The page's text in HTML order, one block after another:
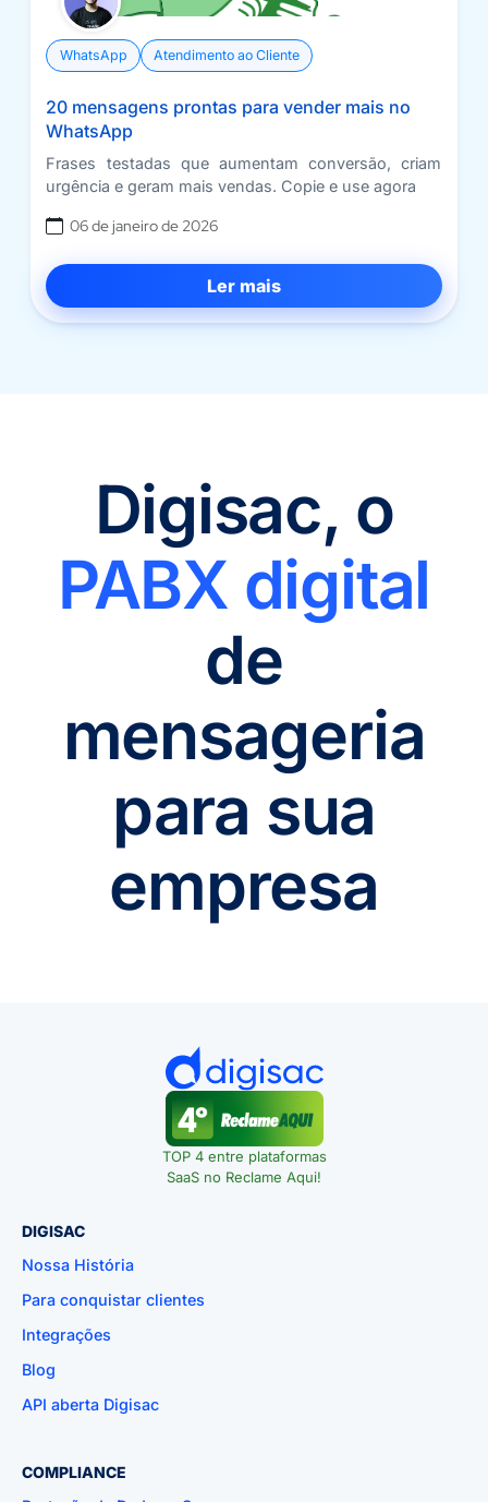
WhatsApp Atendimento ao Cliente
20 mensagens prontas para vender mais no
WhatsApp
Frases testadas que aumentam conversão, criam
urgência e geram mais vendas. Copie e use agora
06 de janeiro de 2026
Ler mais
Digisac, o
PABX digital
de
mensageria
para sua
empresa
TOP 4 entre plataformas
SaaS no Reclame Aqui!
DIGISAC
Nossa História
Para conquistar clientes
Integrações
Blog
API aberta Digisac
COMPLIANCE